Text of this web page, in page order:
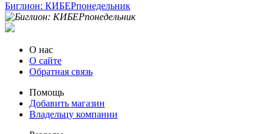
Биглион: КИБЕРпонедельник
О нас
О сайте
Обратная связь
Помощь
Добавить магазин
Владельцу компании